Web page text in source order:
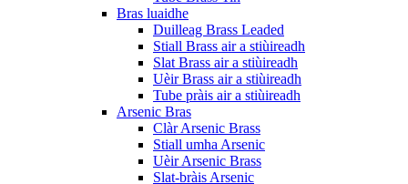
Bras luaidhe
Duilleag Brass Leaded
Stiall Brass air a stiùireadh
Slat Brass air a stiùireadh
Uèir Brass air a stiùireadh
Tube pràis air a stiùireadh
Arsenic Bras
Clàr Arsenic Brass
Stiall umha Arsenic
Uèir Arsenic Brass
Slat-bràis Arsenic